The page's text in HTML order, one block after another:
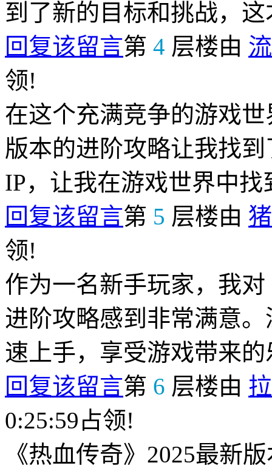
到了新的目标和挑战，
回复该留言第 4 层楼由
领!
在这个充满竞争的游戏
版本的进阶攻略让我找
IP，让我在游戏世界中
回复该留言第 5 层楼由
领!
作为一名新手玩家，我
进阶攻略感到非常满意
速上手，享受游戏带来的
回复该留言第 6 层楼由
0:25:59占领!
《热血传奇》2025最新